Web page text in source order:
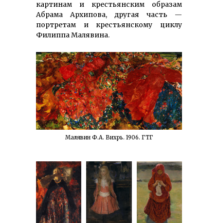
картинам и крестьянским образам
Абрама Архипова, другая часть —
портретам и крестьянскому циклу
Филиппа Малявина.
Малявин Ф.А. Вихрь. 1906. ГТГ